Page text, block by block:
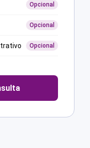
Opcional
Opcional
Opcional